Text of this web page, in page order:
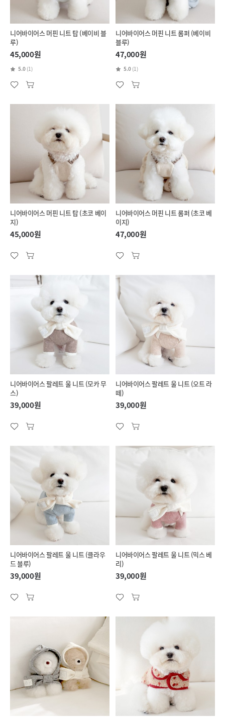
니어바이어스 머핀 니트 탑 (베이비 블
루)
45,000원
5.0 (1)
니어바이어스 머핀 니트 롬퍼 (베이비
블루)
47,000원
5.0 (1)
니어바이어스 머핀 니트 탑 (초코 베이
지)
45,000원
니어바이어스 머핀 니트 롬퍼 (초코 베
이지)
47,000원
니어바이어스 팔레트 울 니트 (모카 무
스)
39,000원
니어바이어스 팔레트 울 니트 (오트 라
떼)
39,000원
니어바이어스 팔레트 울 니트 (클라우
드 블루)
39,000원
니어바이어스 팔레트 울 니트 (믹스 베
리)
39,000원